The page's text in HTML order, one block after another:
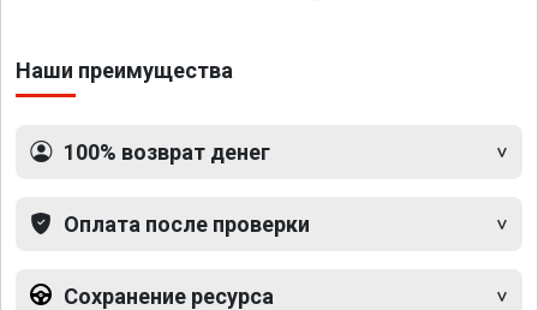
Наши преимущества
100% возврат денег
Оплата после проверки
Сохранение ресурса